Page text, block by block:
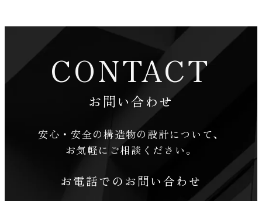
CONTACT
お問い合わせ
安心・安全の構造物の設計について、
お気軽にご相談ください。
お電話でのお問い合わせ